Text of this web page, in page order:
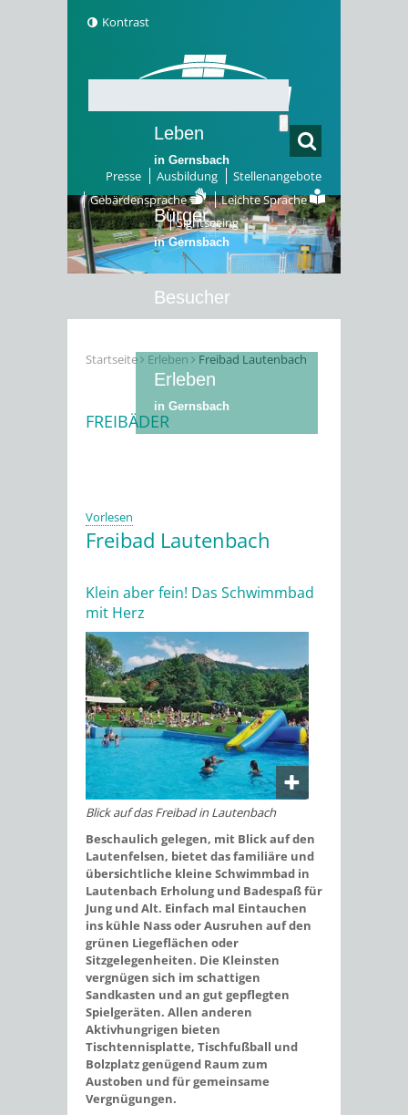
Kontrast
Presse Ausbildung
Stellenangebote
Gebärdensprache
Leichte Sprache
Sightseeing
Leben
in Gernsbach
Bürger
in Gernsbach
Besucher
Erleben
in Gernsbach
Startseite Erleben Freibad Lautenbach
FREIBÄDER
Vorlesen
Freibad Lautenbach
Klein aber fein! Das Schwimmbad
mit Herz
Blick auf das Freibad in Lautenbach
Beschaulich gelegen, mit Blick auf den
Lautenfelsen, bietet das familiäre und
übersichtliche kleine Schwimmbad in
Lautenbach Erholung und Badespaß für
Jung und Alt. Einfach mal Eintauchen
ins kühle Nass oder Ausruhen auf den
grünen Liegeflächen oder
Sitzgelegenheiten. Die Kleinsten
vergnügen sich im schattigen
Sandkasten und an gut gepflegten
Spielgeräten. Allen anderen
Aktivhungrigen bieten
Tischtennisplatte, Tischfußball und
Bolzplatz genügend Raum zum
Austoben und für gemeinsame
Vergnügungen.